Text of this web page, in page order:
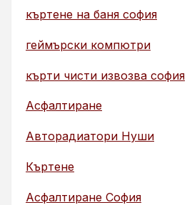
къртене на баня софия
геймърски компютри
кърти чисти извозва софия
Асфалтиране
Авторадиатори Нуши
Къртене
Асфалтиране София